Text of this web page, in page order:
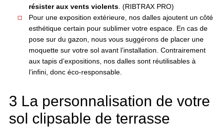
résister aux vents violents. (RIBTRAX PRO)
Pour une exposition extérieure, nos dalles ajoutent un côté
esthétique certain pour sublimer votre espace. En cas de
pose sur du gazon, nous vous suggérons de placer une
moquette sur votre sol avant l’installation. Contrairement
aux tapis d’expositions, nos dalles sont réutilisables à
l’infini, donc éco-responsable.
3 La personnalisation de votre
sol clipsable de terrasse